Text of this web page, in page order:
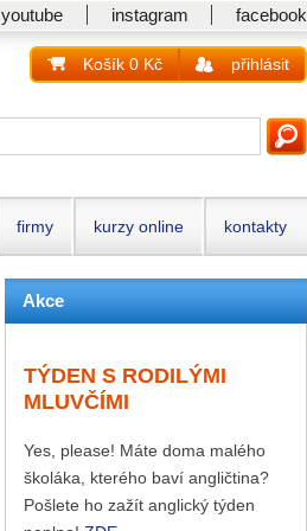
youtube instagram facebook
Košík 0 Kč přihlásit
firmy kurzy online kontakty
Akce
TÝDEN S RODILÝMI
MLUVČÍMI
Yes, please! Máte doma malého
školáka, kterého baví angličtina?
Pošlete ho zažít anglický týden